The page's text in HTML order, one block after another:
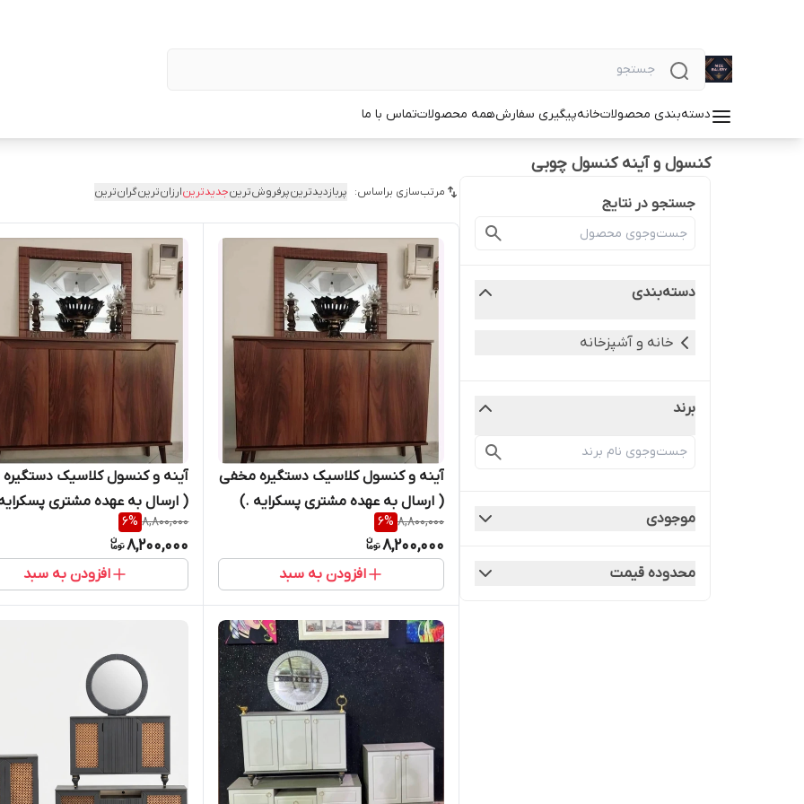
دسته‌بندی محصولاتخانهپیگیری سفارشهمه محصولاتتماس با ما
کنسول و آینه کنسول چوبی
جستجو در نتایج
دسته‌بندی
خانه و آشپزخانه
برند
موجودی
محدوده قیمت
مرتب‌سازی براساس: پربازدیدترینپرفروش‌ترینجدیدترینارزان‌ترینگران‌ترین
آینه و کنسول کلاسیک دستگیره مخفی
( ارسال به عهده مشتری پسکرایه .)
8,800,000
6%
8,200,000
افزودن به سبد
آینه و کنسول کلاسیک
( ارسال به عهده مشتری
کپی
8,800,000
6%
8,200,000
افزودن به سبد